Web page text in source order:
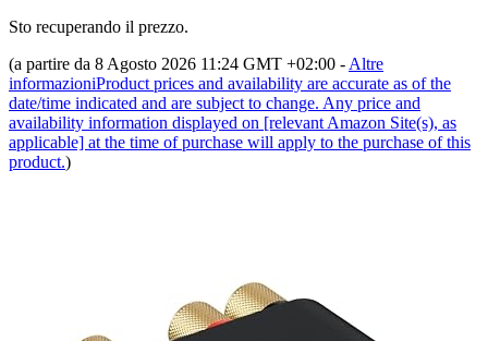
Sto recuperando il prezzo.
(a partire da 8 Agosto 2026 11:24 GMT +02:00 - Altre
informazioniProduct prices and availability are accurate as of the
date/time indicated and are subject to change. Any price and
availability information displayed on [relevant Amazon Site(s), as
applicable] at the time of purchase will apply to the purchase of this
product.)